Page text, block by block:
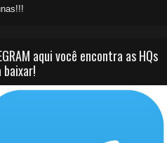
aqui você encontra as HQs
baixar!